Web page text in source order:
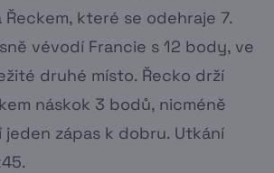
Řeckem, které se odehraje 7.
vévodí Francie s 12 body, ve
druhé místo. Řecko drží
náskok 3 bodů, nicméně
jeden zápas k dobru. Utkání